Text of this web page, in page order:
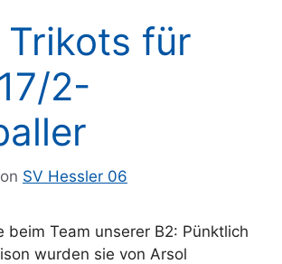
Trikots für
2-
SV Hessler 06
beim Team unserer B2: Pünktlich
wurden sie von Arsol